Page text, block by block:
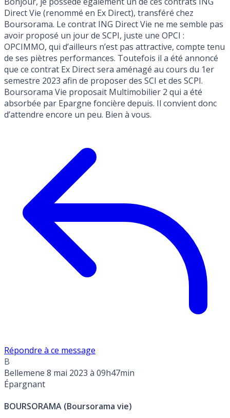
Direct Vie (renommé en Ex Direct), transféré chez
Boursorama. Le contrat ING Direct Vie ne me semble pas
avoir proposé un jour de SCPI, juste une OPCI :
OPCIMMO, qui d’ailleurs n’est pas attractive, compte tenu
de ses piètres performances. Toutefois il a été annoncé
que ce contrat Ex Direct sera aménagé au cours du 1er
semestre 2023 afin de proposer des SCI et des SCPI.
Boursorama Vie proposait Multimobilier 2 qui a été
absorbée par Epargne foncière depuis. Il convient donc
d’attendre encore un peu. Bien à vous.
Répondre à ce message
B
Bellemene 8 mai 2023 à 09h47min
Épargnant
BOURSORAMA (Boursorama vie)